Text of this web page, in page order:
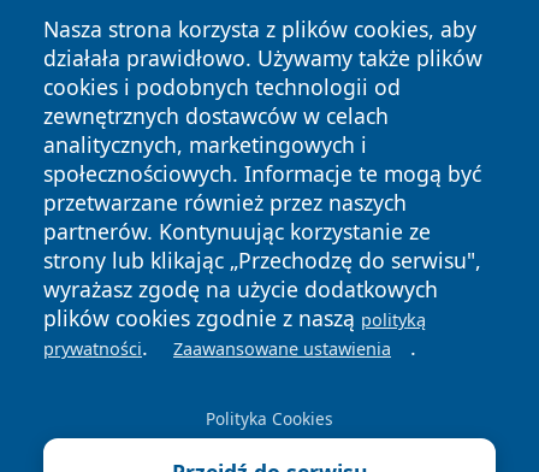
Nasza strona korzysta z plików cookies, aby
działała prawidłowo. Używamy także plików
cookies i podobnych technologii od
zewnętrznych dostawców w celach
analitycznych, marketingowych i
społecznościowych. Informacje te mogą być
przetwarzane również przez naszych
partnerów. Kontynuując korzystanie ze
strony lub klikając „Przechodzę do serwisu",
wyrażasz zgodę na użycie dodatkowych
plików cookies zgodnie z naszą polityką
prywatności. Zaawansowane ustawienia .
Polityka Cookies
Copyright © 2026 faktyopole.pl Wszystkie prawa zastrzeżone.
News Autorzy
Polityka
Prywatności
Polityka
Cookies